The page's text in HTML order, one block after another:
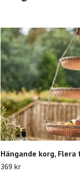
Hängande korg, Flera
369 kr